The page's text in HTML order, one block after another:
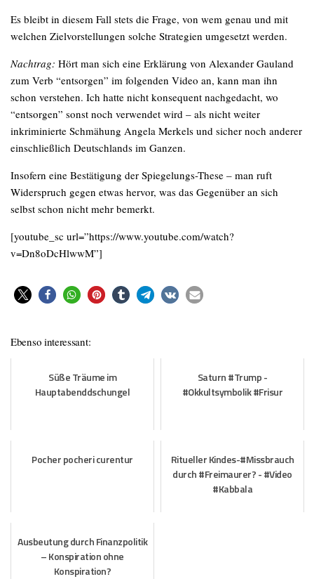
Es bleibt in diesem Fall stets die Frage, von wem genau und mit
welchen Zielvorstellungen solche Strategien umgesetzt werden.
Nachtrag: Hört man sich eine Erklärung von Alexander Gauland
zum Verb “entsorgen” im folgenden Video an, kann man ihn
schon verstehen. Ich hatte nicht konsequent nachgedacht, wo
“entsorgen” sonst noch verwendet wird – als nicht weiter
inkriminierte Schmähung Angela Merkels und sicher noch anderer
einschließlich Deutschlands im Ganzen.
Insofern eine Bestätigung der Spiegelungs-These – man ruft
Widerspruch gegen etwas hervor, was das Gegenüber an sich
selbst schon nicht mehr bemerkt.
[youtube_sc url=”https://www.youtube.com/watch?
v=Dn8oDcHlwwM”]
Ebenso interessant:
Süße Träume im
Hauptabenddschungel
Saturn #Trump -
#Okkultsymbolik #Frisur
Pocher pocheri curentur
Ritueller Kindes-#Missbrauch
durch #Freimaurer? - #Video
#Kabbala
Ausbeutung durch Finanzpolitik
– Konspiration ohne
Konspiration?